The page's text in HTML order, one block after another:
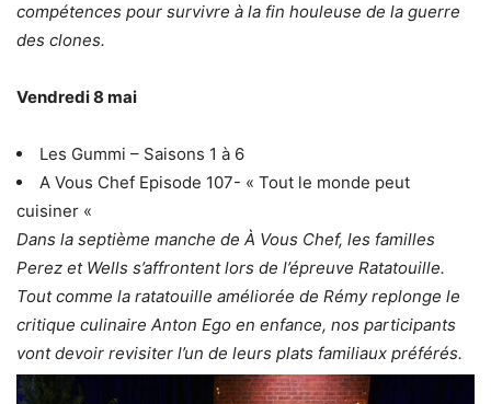
compétences pour survivre à la fin houleuse de la guerre
des clones.
Vendredi 8 mai
Les Gummi – Saisons 1 à 6
A Vous Chef Episode 107- « Tout le monde peut
cuisiner «
Dans la septième manche de À Vous Chef, les familles
Perez et Wells s’affrontent lors de l’épreuve Ratatouille.
Tout comme la ratatouille améliorée de Rémy replonge le
critique culinaire Anton Ego en enfance, nos participants
vont devoir revisiter l’un de leurs plats familiaux préférés.